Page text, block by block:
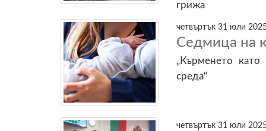
грижа
четвъртък 31 юли
Седмица на
„Кърменето
среда“
четвъртък 31 юли